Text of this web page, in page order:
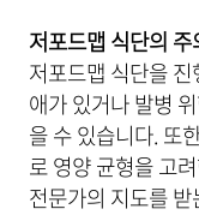
저포드맵 식단의
저포드맵 식단을
애가 있거나 발병
을 수 있습니다. 또
로 영양 균형을 고
전문가의 지도를